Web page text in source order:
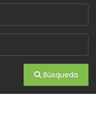
Búsqueda